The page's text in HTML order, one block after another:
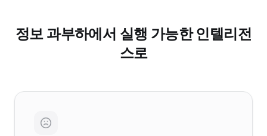
정보 과부하에서 실행 가능한 인텔리전
스로